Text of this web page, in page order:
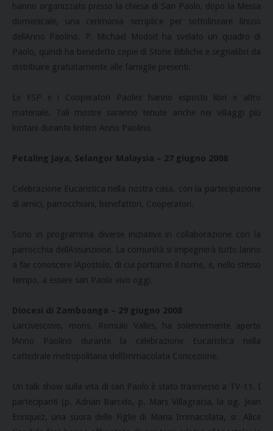
hanno organizzato presso la chiesa di San Paolo, dopo la Messa
domenicale, una cerimonia semplice per sottolineare linizio
dellAnno Paolino. P. Michael Modoit ha svelato un quadro di
Paolo, quindi ha benedetto copie di Storie Bibliche e segnalibri da
distribuire gratuitamente alle famiglie presenti.
Le FSP e i Cooperatori Paolini hanno esposto libri e altro
materiale. Tali mostre saranno tenute anche nei villaggi più
lontani durante lintero Anno Paolino.
Petaling Jaya, Selangor Malaysia – 27 giugno 2008
Celebrazione Eucaristica nella nostra casa, con la partecipazione
di amici, parrocchiani, benefattori, Cooperatori.
Sono in programma diverse iniziative in collaborazione con la
parrocchia dellAssunzione. La comunità si impegnerà tutto lanno
a far conoscere lApostolo, di cui portiamo il nome, e, nello stesso
tempo, a essere san Paolo vivo oggi.
Diocesi di Zamboanga – 29 giugno 2008
Larcivescovo, mons. Romulo Valles, ha solennemente aperto
lAnno Paolino durante la celebrazione Eucaristica nella
cattedrale metropolitana dellImmacolata Concezione.
Un talk show sulla vita di san Paolo è stato trasmesso a TV-11. I
partecipanti (p. Adrian Barcelo, p. Mars Villagracia, la sig. Jean
Enriquez, una suora delle Figlie di Maria Immacolata, sr. Alice